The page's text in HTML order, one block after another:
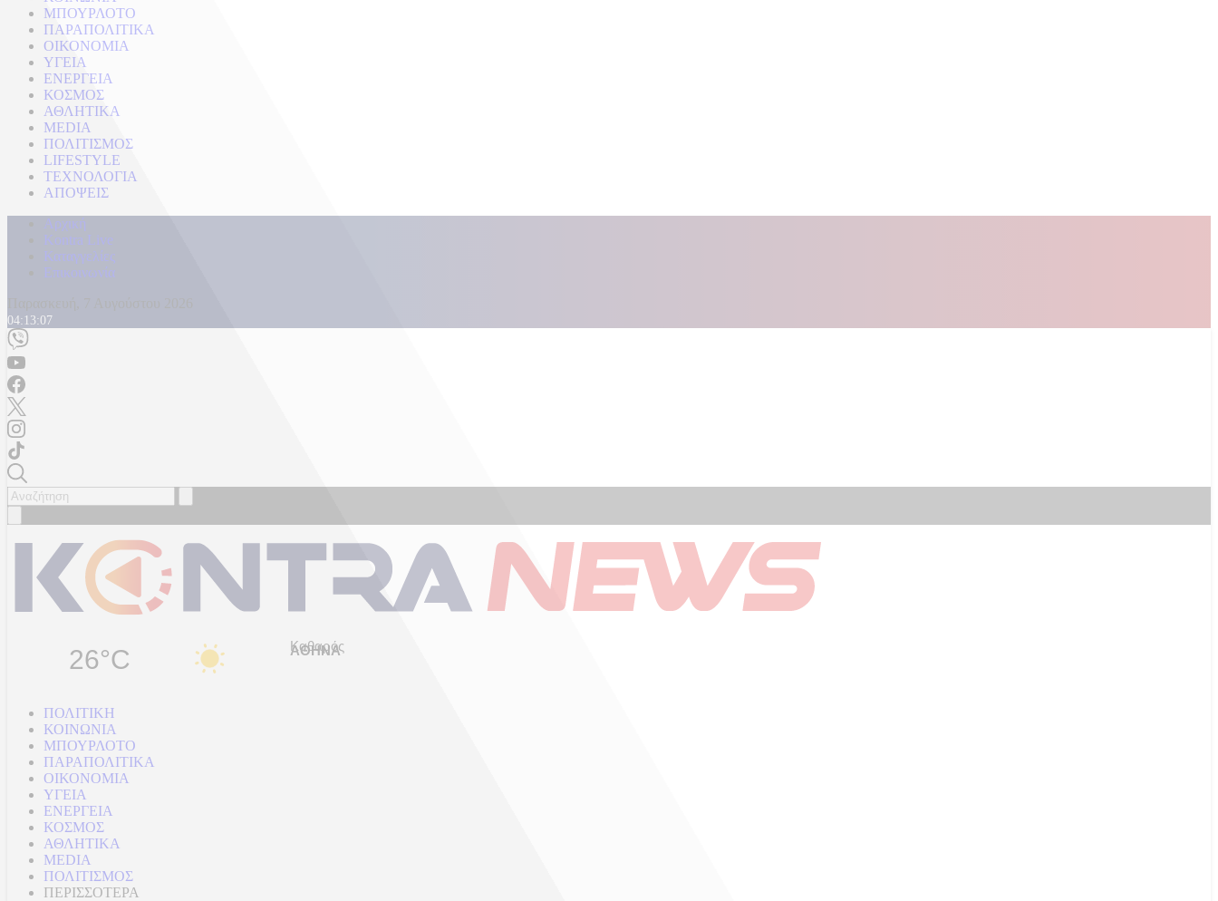
ΜΠΟΥΡΛΟΤΟ
ΠΑΡΑΠΟΛΙΤΙΚΑ
ΟΙΚΟΝΟΜΙΑ
ΥΓΕΙΑ
ΕΝΕΡΓΕΙΑ
ΚΟΣΜΟΣ
ΑΘΛΗΤΙΚΑ
MEDIA
ΠΟΛΙΤΙΣΜΟΣ
LIFESTYLE
ΤΕΧΝΟΛΟΓΙΑ
ΑΠΟΨΕΙΣ
Αρχική
Kontra Live
Καταγγελίες
Επικοινωνία
04:13:09
26°C Καθαρός
ΠΟΛΙΤΙΚΗ
ΚΟΙΝΩΝΙΑ
ΜΠΟΥΡΛΟΤΟ
ΠΑΡΑΠΟΛΙΤΙΚΑ
ΟΙΚΟΝΟΜΙΑ
ΥΓΕΙΑ
ΕΝΕΡΓΕΙΑ
ΚΟΣΜΟΣ
ΑΘΛΗΤΙΚΑ
MEDIA
ΠΟΛΙΤΙΣΜΟΣ
ΠΕΡΙΣΣΟΤΕΡΑ